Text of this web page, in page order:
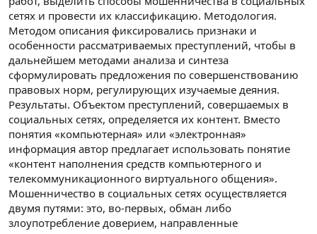
сетях и провести их классификацию. Методология.
Методом описания фиксировались признаки и
особенности рассматриваемых преступлений, чтобы в
дальнейшем методами анализа и синтеза
сформулировать предложения по совершенствованию
правовых норм, регулирующих изучаемые деяния.
Результаты. Объектом преступлений, совершаемых в
социальных сетях, определяется их контент. Вместо
понятия «компьютерная» или «электронная»
информация автор предлагает использовать понятие
«контент наполнения средств компьютерного и
телекоммуникационного виртуального общения».
Мошенничество в социальных сетях осуществляется
двумя путями: это, во-первых, обман либо
злоупотребление доверием, направленные